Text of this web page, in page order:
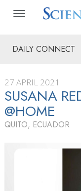
DAILY CONNECT
27 APRIL 2021
SUSANA
@HOME
QUITO, ECUADOR